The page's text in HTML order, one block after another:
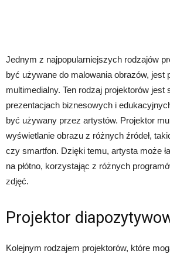
Jednym z najpopularniejszych rodzajów
być używane do malowania obrazów, jest
multimedialny. Ten rodzaj projektorów
prezentacjach biznesowych i
być używany przez artystów. Projektor
wyświetlanie obrazu z różnych źródeł,
czy smartfon. Dzięki temu, artysta może
na płótno, korzystając z różnych
zdjęć.
Projektor
Kolejnym rodzajem projektorów, które